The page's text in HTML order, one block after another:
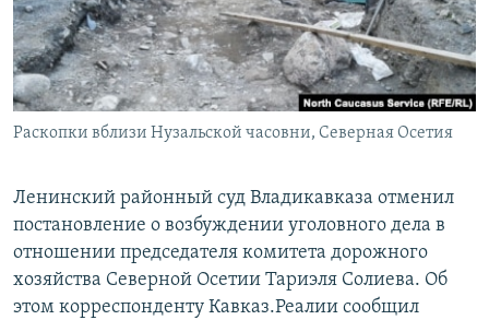
СОЦИАЛЬНЫЕ СЕТИ
Все сайты РСЕ/РС
Раскопки вблизи Нузальской часовни, Северная Осетия
Ленинский районный суд Владикавказа отменил
постановление о возбуждении уголовного дела в
отношении председателя комитета дорожного
хозяйства Северной Осетии Тариэля Солиева. Об
этом корреспонденту Кавказ.Реалии сообщил